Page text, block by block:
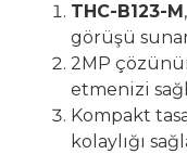
THC-B123-M
görüşü
2MP
etmenizi
Kompakt
kolaylığı